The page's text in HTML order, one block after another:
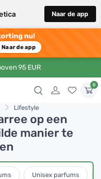
Naar de app
nu!
Naar de app
95 EUR
0
Lifestyle
op een
manier te
Unisex parfums